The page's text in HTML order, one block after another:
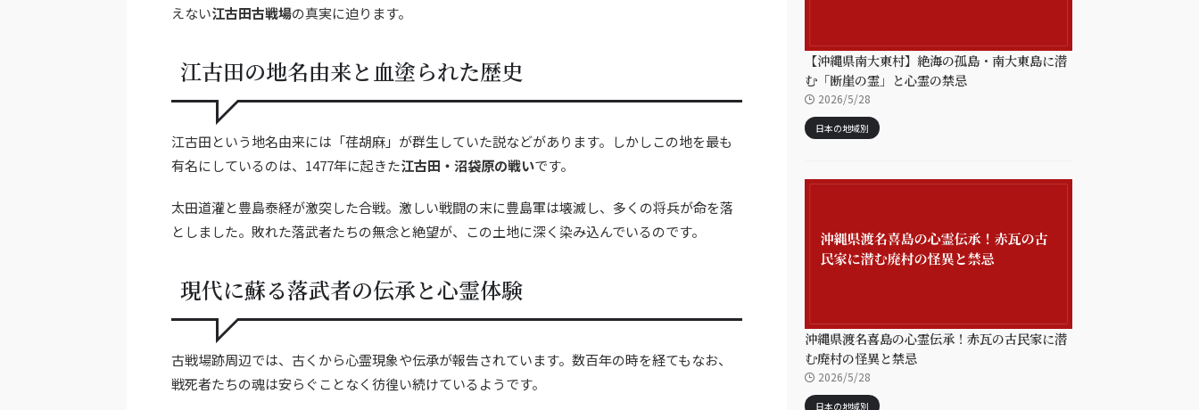
えない江古田古戦場の真実に迫ります。
江古田の地名由来と血塗られた歴史
江古田という地名由来には「荏胡麻」が群生していた説などがあります。しかしこの地を最も
有名にしているのは、1477年に起きた江古田・沼袋原の戦いです。
太田道灌と豊島泰経が激突した合戦。激しい戦闘の末に豊島軍は壊滅し、多くの将兵が命を落
としました。敗れた落武者たちの無念と絶望が、この土地に深く染み込んでいるのです。
現代に蘇る落武者の伝承と心霊体験
古戦場跡周辺では、古くから心霊現象や伝承が報告されています。数百年の時を経てもなお、
戦死者たちの魂は安らぐことなく彷徨い続けているようです。
【沖縄県南大東村】絶海の孤島・南大東島に潜
む「断崖の霊」と心霊の禁忌
2026/5/28
日本の地域別
沖縄県渡名喜島の心霊伝承！赤瓦の古民家に潜
む廃村の怪異と禁忌
2026/5/28
日本の地域別